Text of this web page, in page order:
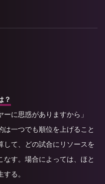
？
ーに思惑がありますから」
は一つでも順位を上げること
して、どの試合にリソースを
す。場合によっては、ほと
る。